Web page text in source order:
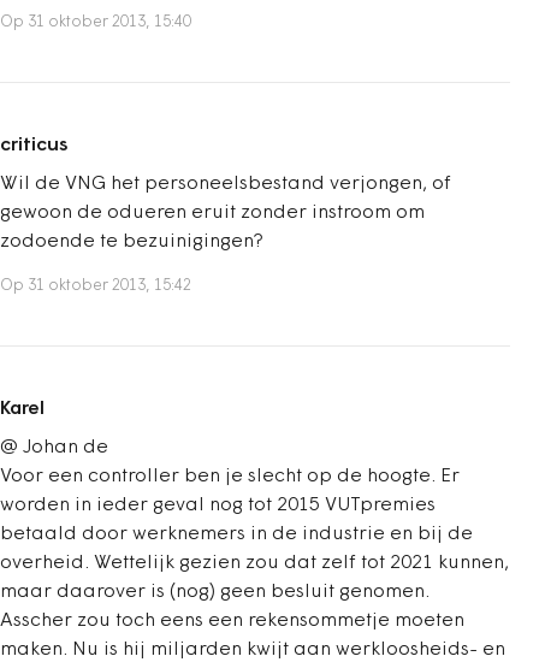
Op 31 oktober 2013, 15:40
criticus
Wil de VNG het personeelsbestand verjongen, of
gewoon de odueren eruit zonder instroom om
zodoende te bezuinigingen?
Op 31 oktober 2013, 15:42
Karel
@ Johan de
Voor een controller ben je slecht op de hoogte. Er
worden in ieder geval nog tot 2015 VUTpremies
betaald door werknemers in de industrie en bij de
overheid. Wettelijk gezien zou dat zelf tot 2021 kunnen,
maar daarover is (nog) geen besluit genomen.
Asscher zou toch eens een rekensommetje moeten
maken. Nu is hij miljarden kwijt aan werkloosheids- en